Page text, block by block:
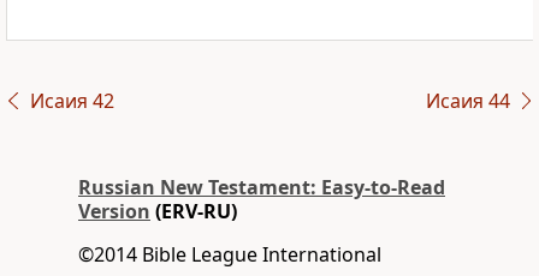
Исаия 42 Исаия 44
Russian New Testament: Easy-to-Read
Version (ERV-RU)
©2014 Bible League International